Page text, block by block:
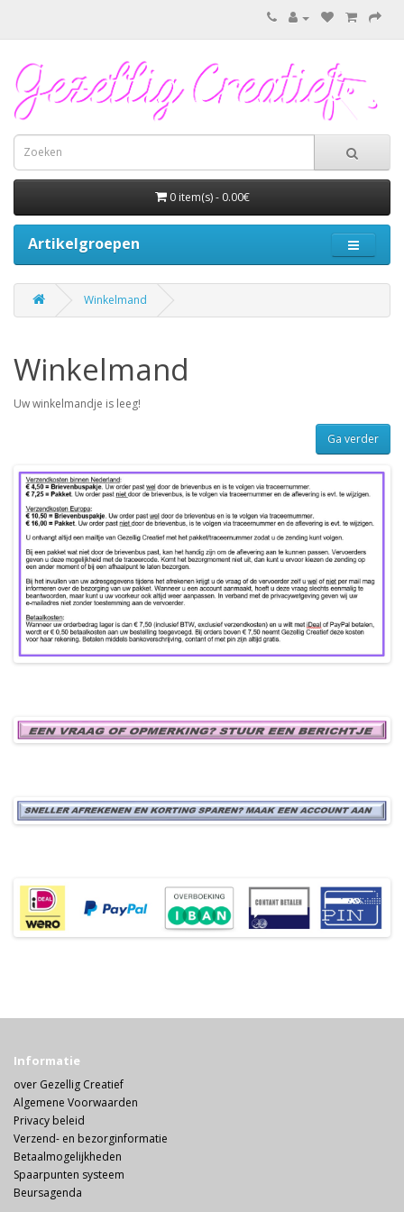
0 item(s) - 0.00€
Artikelgroepen
Winkelmand
Winkelmand
Uw winkelmandje is leeg!
Ga verder
Informatie
over Gezellig Creatief
Algemene Voorwaarden
Privacy beleid
Verzend- en bezorginformatie
Betaalmogelijkheden
Spaarpunten systeem
Beursagenda